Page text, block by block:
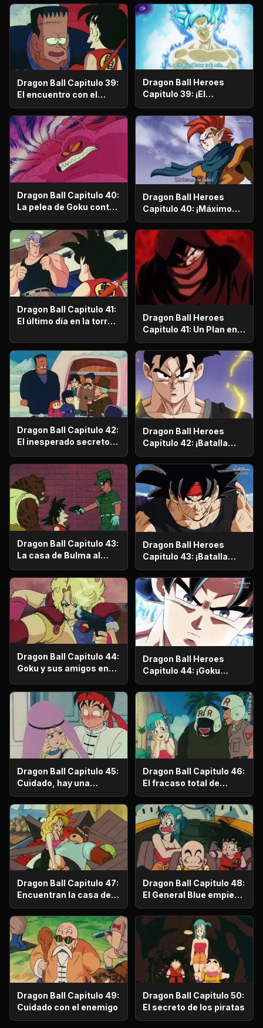
Espacio-Tiempo! El
choque entre los Azules
y el Carmesí
Dragon Ball Capitulo 39:
El encuentro con el
misterioso robot Nº8
Dragon Ball Heroes
Capitulo 39: ¡El
interpone! ¡El
nacimiento de un dúo
maravilloso y poderoso!
Dragon Ball Capitulo 40:
La pelea de Goku contra
Dragon Ball Heroes
Capitulo 40: ¡Máximo
poder definitivo! ¡El
resultado final de la
batalla decisiva por el
futuro!
Dragon Ball Capitulo 41:
El último día en la torre
Dragon Ball Heroes
Capitulo 41: Un Plan en
Marcha - ¡Los Guerreros
más Poderosos del
Espacio-Tiempo se
Reúnen!
Dragon Ball Capitulo 42:
El inesperado secreto
Dragon Ball Heroes
Capitulo 42: ¡Batalla
Feroz en el Súper
Torneo Espacio-
Tiempo! ¡Los Guerreros
de Negro Invaden!
Dragon Ball Capitulo 43:
La casa de Bulma al
Dragon Ball Heroes
Capitulo 43: ¡Batalla
Feroz desde el otro Lado
del Tiempo! ¡La
Amenaza de los
Guerreros de Negro!
Dragon Ball Capitulo 44:
Goku y sus amigos en
Dragon Ball Heroes
Capitulo 44: ¡Goku
contra el Guerrero de
Negro! ¡El resultado de
cada batalla! (2022)
Dragon Ball Capitulo 45:
Cuidado, hay una
trampa
Dragon Ball Capitulo 46:
El fracaso total de
Bulma
Dragon Ball Capitulo 47:
Encuentran la casa de
Roshi
Dragon Ball Capitulo 48:
El General Blue empieza
a atacar
Dragon Ball Capitulo 49:
Cuidado con el enemigo
Dragon Ball Capitulo 50:
El secreto de los piratas